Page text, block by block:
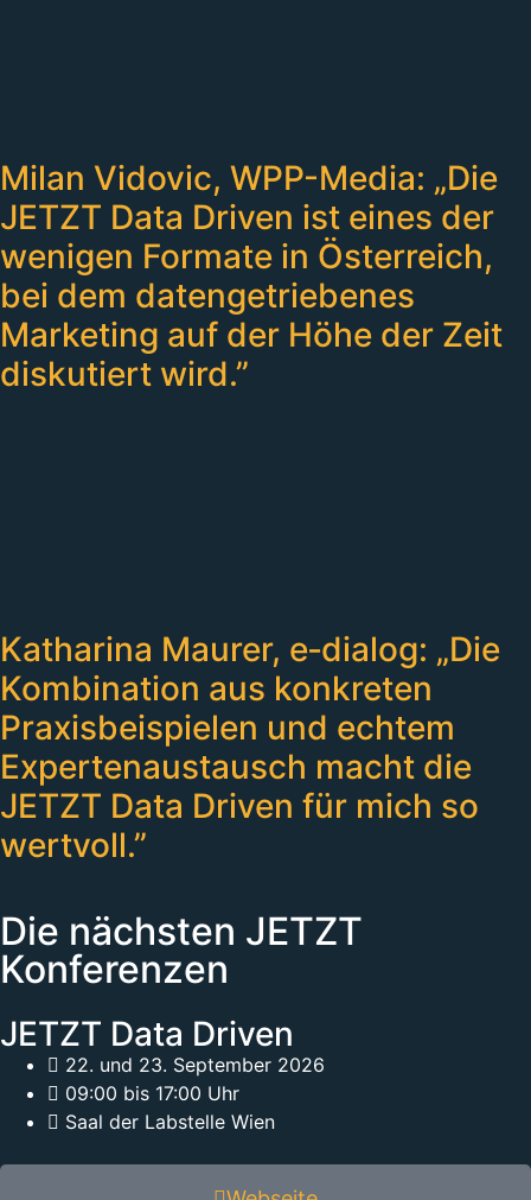
Milan Vidovic, WPP-Media: „Die
JETZT Data Driven ist eines der
wenigen Formate in Österreich,
bei dem datengetriebenes
Marketing auf der Höhe der Zeit
diskutiert wird.”
Katharina Maurer, e‑dialog: „Die
Kombination aus konkreten
Praxisbeispielen und echtem
Expertenaustausch macht die
JETZT Data Driven für mich so
wertvoll.”
Die nächsten JETZT
Konferenzen
JETZT Data Driven
22. und 23. September 2026
09:00 bis 17:00 Uhr
Saal der Labstelle Wien